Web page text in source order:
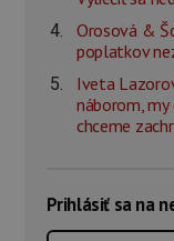
Orosová &
poplatkov
Iveta
náborom, my
chceme
Prihlásiť sa na